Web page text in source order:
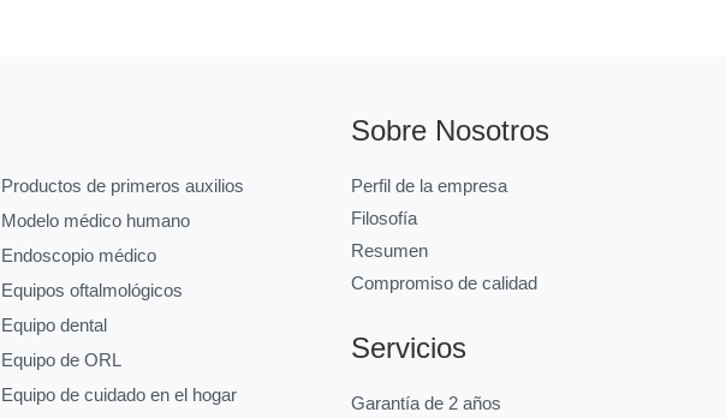
Productos de primeros auxilios
Modelo médico humano
Endoscopio médico
Equipos oftalmológicos
Equipo dental
Equipo de ORL
Equipo de cuidado en el hogar
Sobre Nosotros
Perfil de la empresa
Filosofía
Resumen
Compromiso de calidad
Servicios
Garantía de 2 años